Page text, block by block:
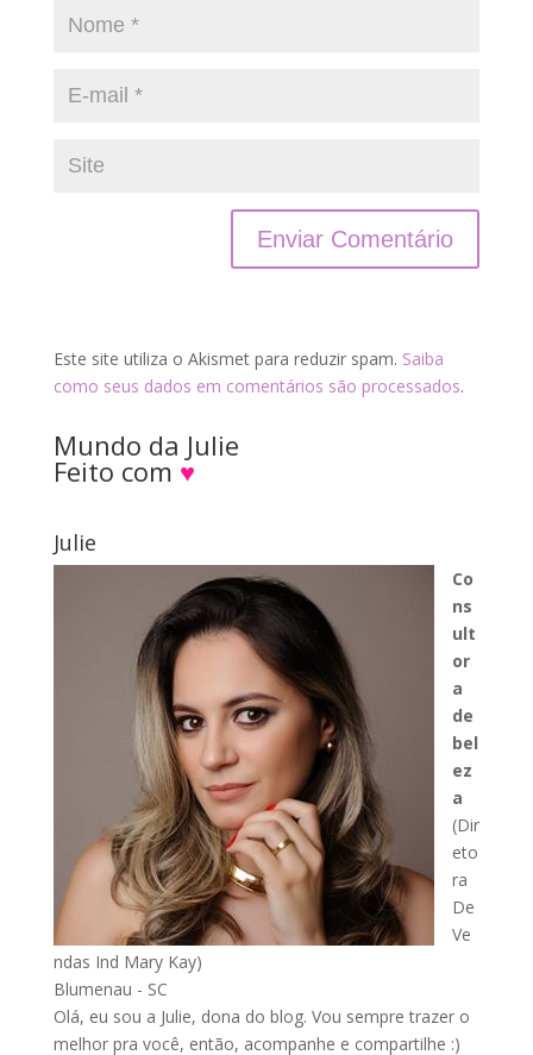
Este site utiliza o Akismet para reduzir spam. Saiba
como seus dados em comentários são processados.
Mundo da Julie
Feito com ♥
Julie
Co
ns
ult
or
a
de
bel
ez
a
(Dir
eto
ra
De
Ve
ndas Ind Mary Kay)
Blumenau - SC
Olá, eu sou a Julie, dona do blog. Vou sempre trazer o
melhor pra você, então, acompanhe e compartilhe :)